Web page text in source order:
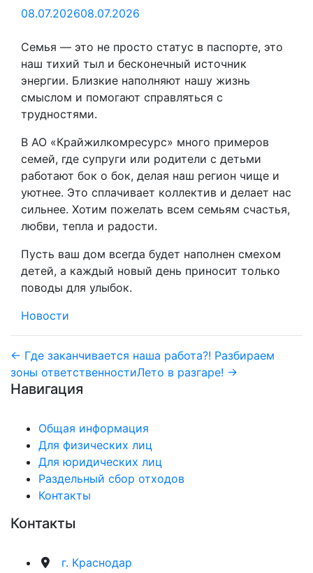
08.07.202608.07.2026
Семья — это не просто статус в паспорте, это
наш тихий тыл и бесконечный источник
энергии. Близкие наполняют нашу жизнь
смыслом и помогают справляться с
трудностями.
В АО «Крайжилкомресурс» много примеров
семей, где супруги или родители с детьми
работают бок о бок, делая наш регион чище и
уютнее. Это сплачивает коллектив и делает нас
сильнее. Хотим пожелать всем семьям счастья,
любви, тепла и радости.
Пусть ваш дом всегда будет наполнен смехом
детей, а каждый новый день приносит только
поводы для улыбок.
Новости
Навигация
по
← Где заканчивается наша работа?! Разбираем
зоны ответственностиЛето в разгаре! →
Навигация
Общая информация
Для физических лиц
Для юридических лиц
Раздельный сбор отходов
Контакты
Контакты
г. Краснодар